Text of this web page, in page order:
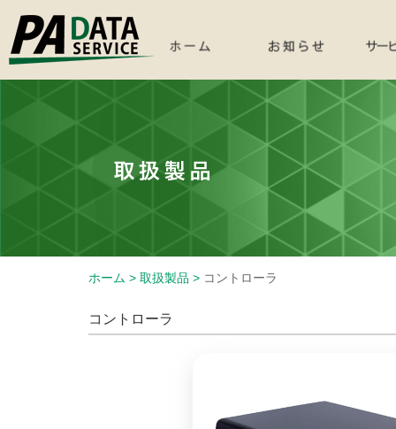
ホーム > 取扱製品 > コントローラ
コントローラ